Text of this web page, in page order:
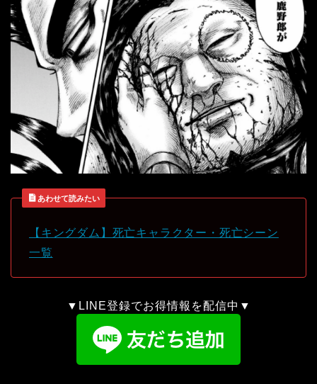
あわせて読みたい
【キングダム】死亡キャラクター・死亡シーン
一覧
▼LINE登録でお得情報を配信中▼